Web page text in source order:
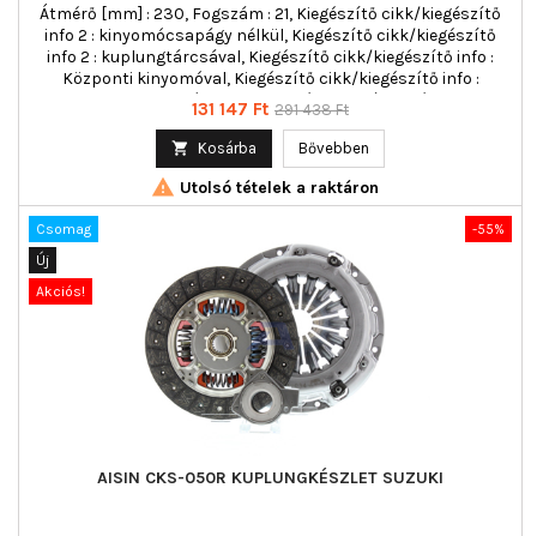
Átmérő [mm] : 230, Fogszám : 21, Kiegészítő cikk/kiegészítő
info 2 : kinyomócsapágy nélkül, Kiegészítő cikk/kiegészítő
info 2 : kuplungtárcsával, Kiegészítő cikk/kiegészítő info :
Központi kinyomóval, Kiegészítő cikk/kiegészítő info :
kuplung nyomólappal, többrészes : háromrészes
Ár
131 147 Ft Normál
291 438 Ft
 Kosárba Bővebben
 Utolsó tételek a raktáron
-55%
Csomag
Új
Akciós!
AISIN CKS-050R KUPLUNGKÉSZLET SUZUKI